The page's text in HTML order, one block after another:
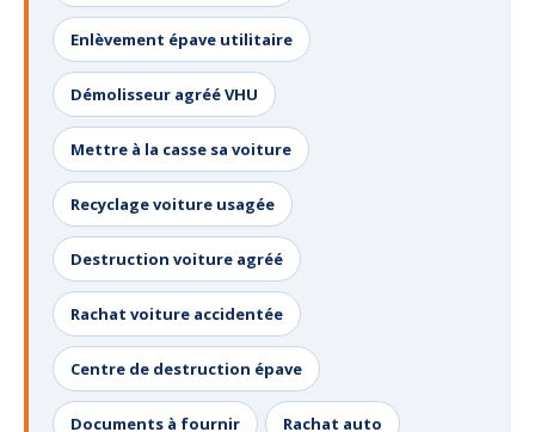
Enlèvement épave utilitaire
Démolisseur agréé VHU
Mettre à la casse sa voiture
Recyclage voiture usagée
Destruction voiture agréé
Rachat voiture accidentée
Centre de destruction épave
Documents à fournir Rachat auto